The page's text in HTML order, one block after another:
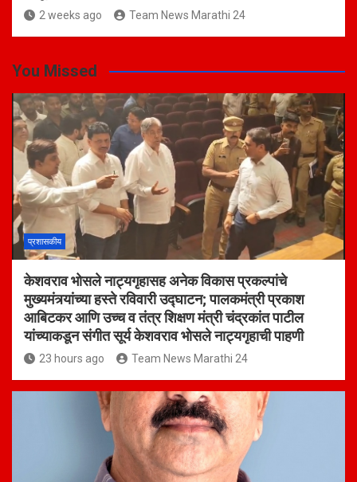
2 weeks ago Team News Marathi 24
You Missed
प्रशासकीय
केशवराव भोसले नाट्यगृहासह अनेक विकास प्रकल्पांचे
मुख्यमंत्र्यांच्या हस्ते रविवारी उद्घाटन; पालकमंत्री प्रकाश
आबिटकर आणि उच्च व तंत्र शिक्षण मंत्री चंद्रकांत पाटील
यांच्याकडून संगीत सूर्य केशवराव भोसले नाट्यगृहाची पाहणी
23 hours ago Team News Marathi 24